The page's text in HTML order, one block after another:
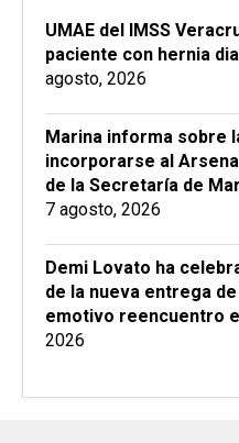
UMAE del IMSS
paciente con hernia
agosto, 2026
Marina informa sobre
incorporarse al
de la Secretaría de
7 agosto, 2026
Demi Lovato ha
de la nueva entrega
emotivo reencuentro
2026